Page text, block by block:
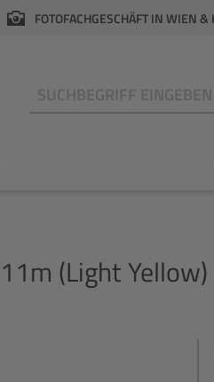
FOTOFACHGESCHÄFT IN WIEN &
(Light Yellow)